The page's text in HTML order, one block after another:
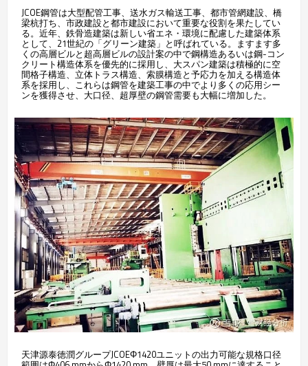
JCOE鋼管は大型配管工事、送水ガス輸送工事、都市管網建設、橋
梁杭打ち、市政建設と都市建設において重要な役割を果たしてい
る。近年、鉄骨造建築は新しい省エネ・環境に配慮した建築体系
として、21世紀の「グリーン建築」と呼ばれている。ますます多
くの高層ビルと超高層ビルの設計案の中で鋼構造あるいは鋼-コン
クリート構造体系を優先的に採用し、大スパン建築は積極的に空
間格子構造、立体トラス構造、索膜構造と予応力を加える構造体
系を採用し、これらは鋼管を建築工事の中でより多くの応用シー
ンを獲得させ、大口径、超厚壁の鋼管需要も大幅に増加した。
天津源泰徳潤グループJCOEΦ1420ユニットの出力可能な規格口径